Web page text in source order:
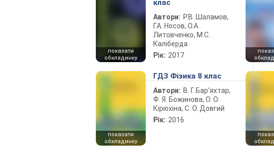
показати
обкладинку
клас
Автори: Р.В. Шаламов,
Г.А. Носов, О.А.
Литовченко, М.С.
Каліберда
Рік: 2017
показати
обкладинку
ГДЗ Фізика 8 клас
Автори: В. Г. Бар’яхтар,
Ф. Я. Божинова, О. О.
Кірюхіна, С. О. Довгий
Рік: 2016